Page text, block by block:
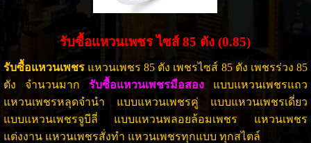
รับซื้อแหวนเพชร ไซส์ 85 ตัง (0.85)
รับซื้อแหวนเพชรแหวนเพชร 85 ตัง เพชรไซส์ 85 ตัง เพชรร่วง 85
ตัง จำนวนมากรับซื้อแหวนเพชรมือสอง แบบแหวนเพชรแถว
แหวนเพชรหลุดจำนำ แบบแหวนเพชรคู่ แบบแหวนเพชรเดี่ยว
แบบแหวนเพชรจูบีลี่ แบบแหวนพลอยล้อมเพชร แหวนเพชร
แต่งงาน แหวนเพชรสั่งทำ แหวนเพชรทุกแบบ ทุกสไตล์